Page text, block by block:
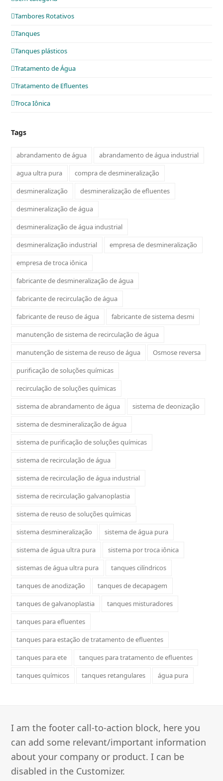
Tambores Rotativos
Tanques
Tanques plásticos
Tratamento de Água
Tratamento de Efluentes
Troca Iônica
Tags
abrandamento de água
abrandamento de água industrial
agua ultra pura
compra de desmineralização
desmineralização
desmineralização de efluentes
desmineralização de água
desmineralização de água industrial
desmineralização industrial
empresa de desmineralização
empresa de troca iônica
fabricante de desmineralização de água
fabricante de recirculação de água
fabricante de reuso de água
fabricante de sistema desmi
manutenção de sistema de recirculação de água
manutenção de sistema de reuso de água
Osmose reversa
purificação de soluções químicas
recirculação de soluções químicas
sistema de abrandamento de água
sistema de deonização
sistema de desmineralização de água
sistema de purificação de soluções químicas
sistema de recirculação de água
sistema de recirculação de água industrial
sistema de recirculação galvanoplastia
sistema de reuso de soluções químicas
sistema desmineralização
sistema de água pura
sistema de água ultra pura
sistema por troca iônica
sistemas de água ultra pura
tanques cilíndricos
tanques de anodização
tanques de decapagem
tanques de galvanoplastia
tanques misturadores
tanques para efluentes
tanques para estação de tratamento de efluentes
tanques para ete
tanques para tratamento de efluentes
tanques químicos
tanques retangulares água pura
I am the footer call-to-action block, here you
can add some relevant/important information
about your company or product. I can be
disabled in the Customizer.